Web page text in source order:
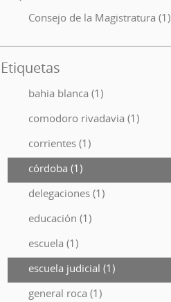
Consejo de la Magistratura (1)
Etiquetas
bahia blanca (1)
comodoro rivadavia (1)
corrientes (1)
córdoba (1)
delegaciones (1)
educación (1)
escuela (1)
escuela judicial (1)
general roca (1)